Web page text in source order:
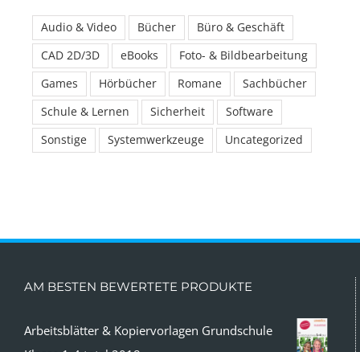
Audio & Video Bücher
Büro & Geschäft
CAD 2D/3D
eBooks
Foto- & Bildbearbeitung
Games
Hörbücher Romane
Sachbücher
Schule & Lernen
Sicherheit
Software
Sonstige
Systemwerkzeuge Uncategorized
AM BESTEN BEWERTETE PRODUKTE
Arbeitsblätter & Kopiervorlagen Grundschule